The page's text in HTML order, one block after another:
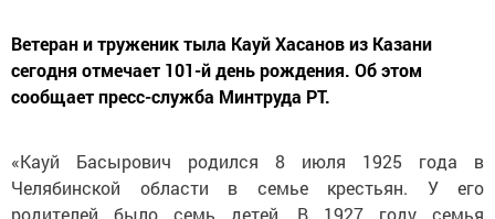
Ветеран и труженик тыла Кауй Хасанов из Казани
сегодня отмечает 101-й день рождения. Об этом
сообщает пресс-служба Минтруда РТ.
«Кауй Басырович родился 8 июля 1925 года в
Челябинской области в семье крестьян. У его
родителей было семь детей. В 1927 году семья